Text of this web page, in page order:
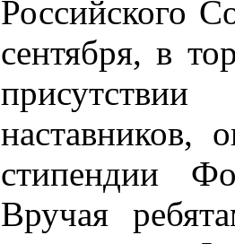
Российского
сентября, в
наставников,
стипендии
Вручая